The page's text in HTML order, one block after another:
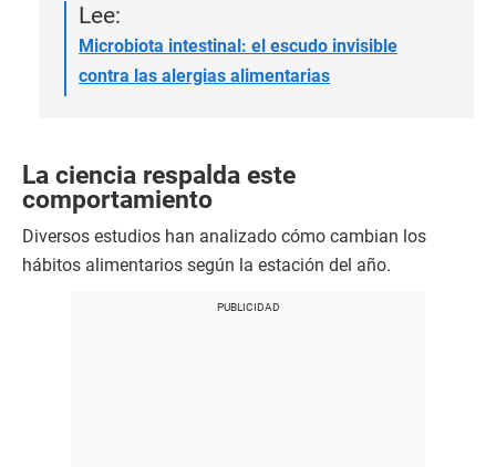
Lee:
Microbiota intestinal: el escudo invisible
contra las alergias alimentarias
La ciencia respalda este
comportamiento
Diversos estudios han analizado cómo cambian los
hábitos alimentarios según la estación del año.